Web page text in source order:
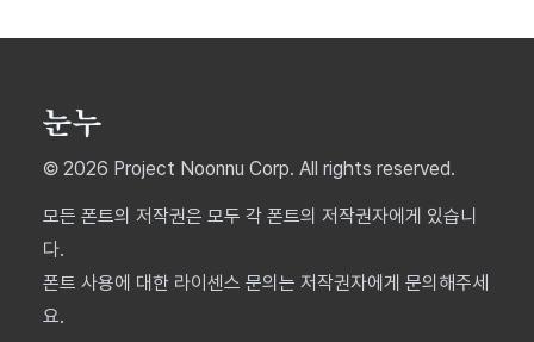
© 2026 Project Noonnu Corp. All rights reserved.
모든 폰트의 저작권은 모두 각 폰트의 저작권자에게 있습니
다.
폰트 사용에 대한 라이센스 문의는 저작권자에게 문의해주세
요.